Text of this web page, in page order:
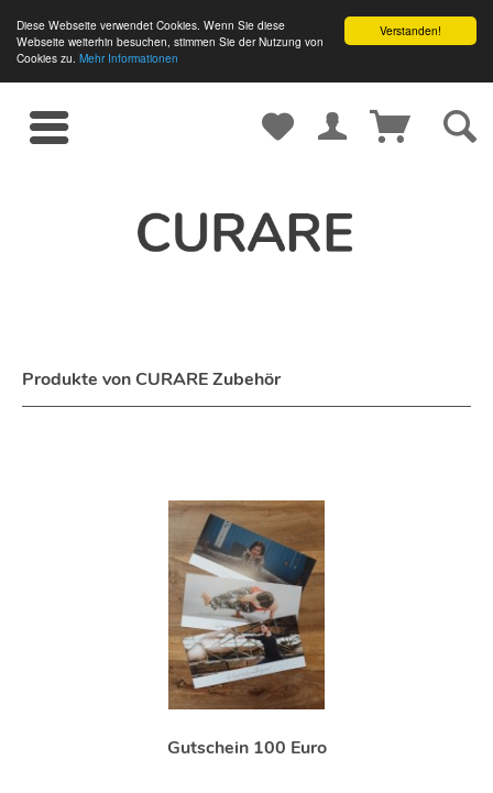
Verstanden!
Diese Webseite verwendet Cookies. Wenn Sie diese
Webseite weiterhin besuchen, stimmen Sie der Nutzung von
Cookies zu. Mehr Informationen
Produkte von CURARE Zubehör
Gutschein 100 Euro